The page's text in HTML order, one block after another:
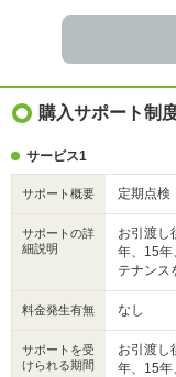
購入サポート制
サービス1
サポート概要 定期点検
サポートの詳
細説明
お引渡し
年、15年
テナンス
料金発生有無 なし
サポートを受
けられる期間
お引渡し
年、15年